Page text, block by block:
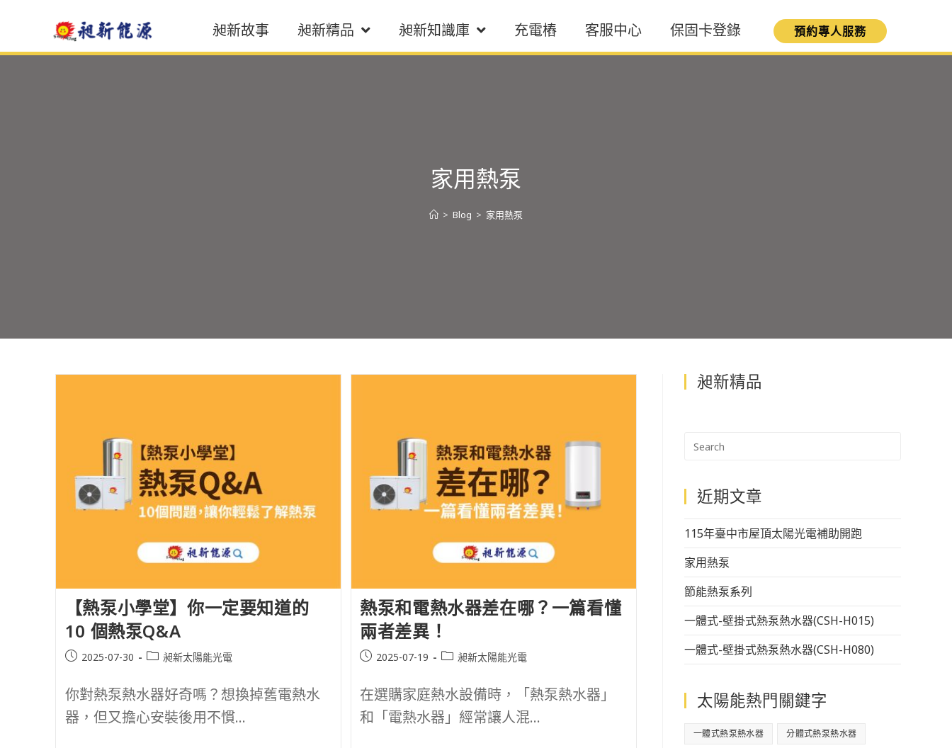
昶新故事 昶新精品 昶新知識庫 充電樁 客服中心 保固卡登錄 預約專人服務
家用熱泵
> Blog > 家用熱泵
【熱泵小學堂】你一定要知道的
10 個熱泵Q&A
2025-07-30 昶新太陽能光電
你對熱泵熱水器好奇嗎？想換掉舊電熱水
器，但又擔心安裝後用不慣...
熱泵和電熱水器差在哪？一篇看懂
兩者差異！
2025-07-19 昶新太陽能光電
在選購家庭熱水設備時，「熱泵熱水器」
和「電熱水器」經常讓人混...
昶新精品
近期文章
115年臺中市屋頂太陽光電補助開跑
家用熱泵
節能熱泵系列
一體式-壁掛式熱泵熱水器(CSH-H015)
一體式-壁掛式熱泵熱水器(CSH-H080)
太陽能熱門關鍵字
一體式熱泵熱水器 分體式熱泵熱水器